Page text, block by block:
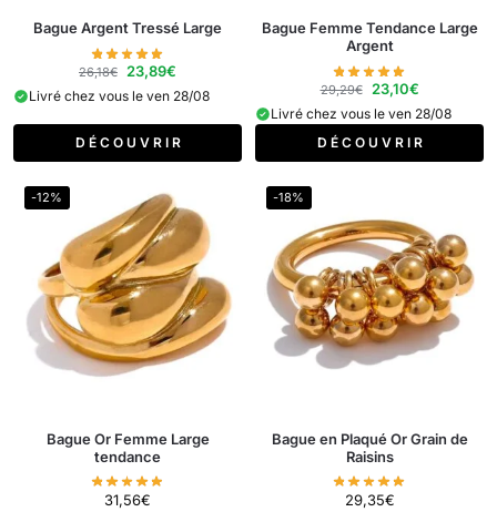
Bague Argent Tressé Large
26,18€ 23,89€
Livré chez vous le ven 28/08
D É C O U V R I R
Bague Femme Tendance Large
Argent
29,29€ 23,10€
Livré chez vous le ven 28/08
D É C O U V R I R
-12%
Bague Or Femme Large
tendance
31,56€
-18%
Bague en Plaqué Or Grain de
Raisins
29,35€